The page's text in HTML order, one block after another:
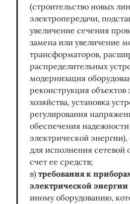
(строительство новых
электропередачи,
увеличение сечения
замена или увеличение
трансформаторов,
распределительных
модернизация
реконструкция объектов
хозяйства, установка
регулирования
обеспечения надежности
электрической энергии),
для исполнения сетевой
счет ее средств;
в)требования к
электрической энергии
иному оборудованию,